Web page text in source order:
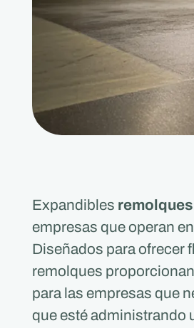
Expandibles
empresas que operan
Diseñados para ofrecer
remolques
para las empresas que
que esté administrando